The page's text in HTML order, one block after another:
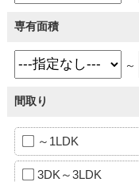
専有面積
～
間取り
～1LDK
3DK～3LDK